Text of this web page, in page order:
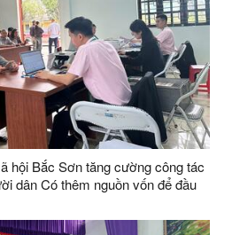
hội Bắc Sơn tăng cường công tác
dân Có thêm nguồn vốn để đầu